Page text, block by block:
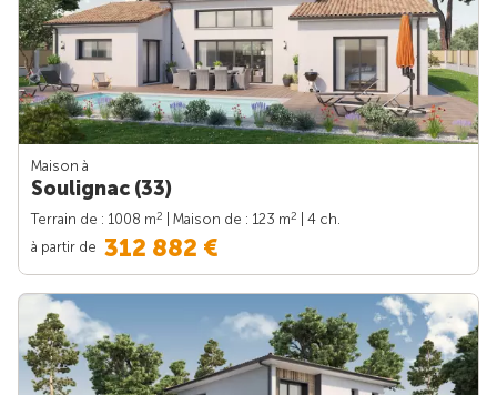
Maison à
Soulignac (33)
Terrain de : 1008 m2 | Maison de : 123 m2
| 4 ch.
à partir de 312 882 €